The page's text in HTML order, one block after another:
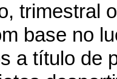
trimestral
base no
a título de